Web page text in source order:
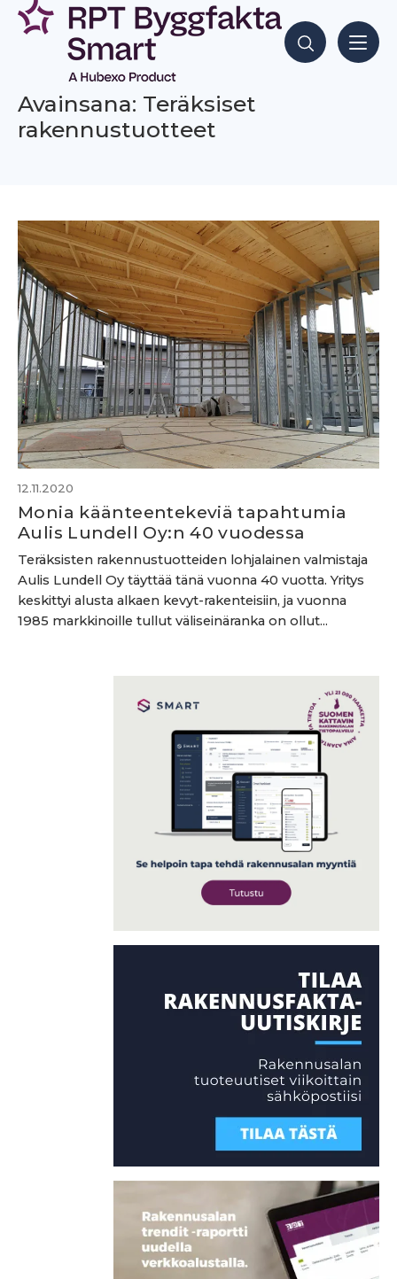
Siirry
sisältöön
Hae sisältöjä
Avainsana: Teräksiset
rakennustuotteet
12.11.2020
Monia käänteentekeviä tapahtumia
Aulis Lundell Oy:n 40 vuodessa
Teräksisten rakennustuotteiden lohjalainen valmistaja
Aulis Lundell Oy täyttää tänä vuonna 40 vuotta. Yritys
keskittyi alusta alkaen kevyt-rakenteisiin, ja vuonna
1985 markkinoille tullut väliseinäranka on ollut...